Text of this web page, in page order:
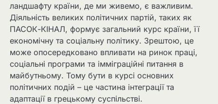
ландшафту країни, де ми живемо, є важливим.
Діяльність великих політичних партій, таких як
ПАСОК-КІНАЛ, формує загальний курс країни, її
економічну та соціальну політику. Зрештою, це
може опосередковано впливати на ринок праці,
соціальні програми та імміграційні питання в
майбутньому. Тому бути в курсі основних
політичних подій – це частина інтеграції та
адаптації в грецькому суспільстві.